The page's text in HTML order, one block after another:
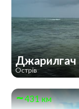
Джарилгач
Острів
431 км